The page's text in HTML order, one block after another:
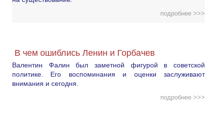
подробнее >>>
В чем ошиблись Ленин и Горбачев
Валентин Фалин был заметной фигурой в советской
политике. Его воспоминания и оценки заслуживают
внимания и сегодня.
подробнее >>>